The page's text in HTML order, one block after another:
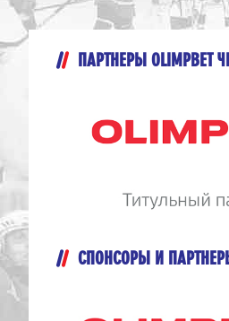
ПАРТНЕРЫ
СПОНСОРЫ И